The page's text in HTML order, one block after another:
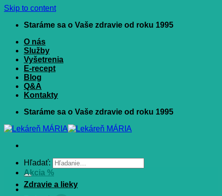
Skip to content
Staráme sa o Vaše zdravie od roku 1995
O nás
Služby
Vyšetrenia
E-recept
Blog
Q&A
Kontakty
Staráme sa o Vaše zdravie od roku 1995
Hľadať:
Akcia %
Zdravie a lieky